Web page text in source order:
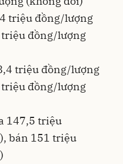
triệu đồng/lượng
đồng/lượng
triệu đồng/lượng
đồng/lượng
147,5 triệu
bán 151 triệu